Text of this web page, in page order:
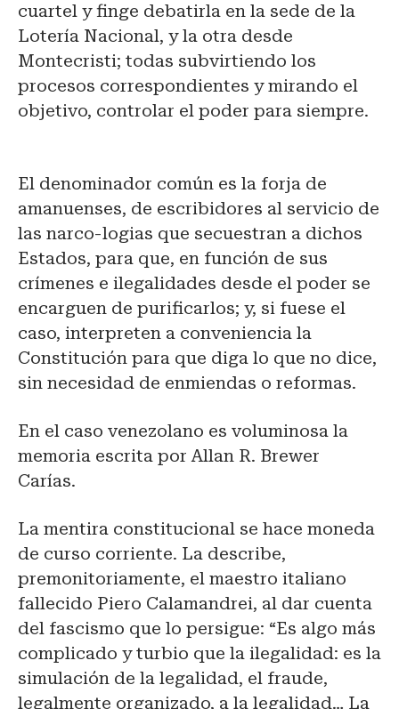
cuartel y finge debatirla en la sede de la
Lotería Nacional, y la otra desde
Montecristi; todas subvirtiendo los
procesos correspondientes y mirando el
objetivo, controlar el poder para siempre.
El denominador común es la forja de
amanuenses, de escribidores al servicio de
las narco-logias que secuestran a dichos
Estados, para que, en función de sus
crímenes e ilegalidades desde el poder se
encarguen de purificarlos; y, si fuese el
caso, interpreten a conveniencia la
Constitución para que diga lo que no dice,
sin necesidad de enmiendas o reformas.
En el caso venezolano es voluminosa la
memoria escrita por Allan R. Brewer
Carías.
La mentira constitucional se hace moneda
de curso corriente. La describe,
premonitoriamente, el maestro italiano
fallecido Piero Calamandrei, al dar cuenta
del fascismo que lo persigue: “Es algo más
complicado y turbio que la ilegalidad: es la
simulación de la legalidad, el fraude,
legalmente organizado, a la legalidad… La